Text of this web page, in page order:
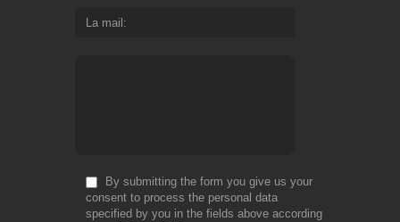
La mail
By submitting the form you give us your
consent to process the personal data
specified by you in the fields above according